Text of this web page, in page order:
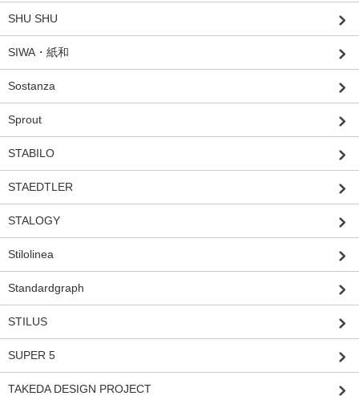
SHU SHU
SIWA・紙和
Sostanza
Sprout
STABILO
STAEDTLER
STALOGY
Stilolinea
Standardgraph
STILUS
SUPER 5
TAKEDA DESIGN PROJECT